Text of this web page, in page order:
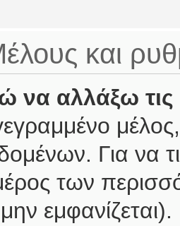
και
αλλάξω τις
Για να
των